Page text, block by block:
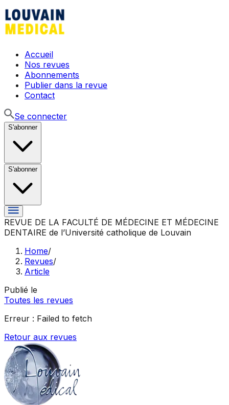
Accueil
Nos revues
Abonnements
Publier dans la revue
Contact
Se connecter
S'abonner
S'abonner
REVUE DE LA FACULTÉ DE MÉDECINE ET MÉDECINE
DENTAIRE de l’Université catholique de Louvain
Home/
Revues/
Article
Publié le
Toutes les revues
Erreur : Failed to fetch
Retour aux revues